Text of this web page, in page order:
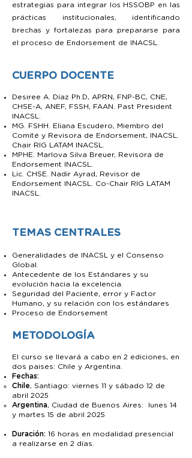
estrategias para integrar los HSSOBP en las
prácticas institucionales, identificando
brechas y fortalezas para prepararse para
el proceso de Endorsement de INACSL.
CUERPO DOCENTE
Desiree A. Díaz Ph.D, APRN, FNP-BC, CNE,
CHSE-A, ANEF, FSSH, FAAN. Past President
INACSL.
MG. FSHH. Eliana Escudero, Miembro del
Comité y Revisora de Endorsement, INACSL.
Chair RIG LATAM INACSL.
MPHE. Marlova Silva Breuer, Revisora de
Endorsement INACSL.
Lic. CHSE. Nadir Ayrad, Revisor de
Endorsement INACSL. Co-Chair RIG LATAM
INACSL.
TEMAS CENTRALES
Generalidades de INACSL y el Consenso
Global.
Antecedente de los Estándares y su
evolución hacia la excelencia.
Seguridad del Paciente, error y Factor
Humano, y su relación con los estándares
Proceso de Endorsement
METODOLOGÍA
El curso se llevará a cabo en 2 ediciones, en
dos paises: Chile y Argentina. ​
Fechas:
Chile, Santiago: viernes 11 y sábado 12 de
abril 2025
Argentina, Ciudad de Buenos Aires: lunes 14
y martes 15 de abril 2025
​Duración: 16 horas en modalidad presencial
a realizarse en 2 días.